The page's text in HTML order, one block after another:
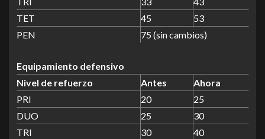
TET
45
53
PEN
75 (sin cambios)
Equipamiento defensivo
Nivel de refuerzo
Antes
Ahora
PRI
20
25
DUO
25
30
TRI
30
40